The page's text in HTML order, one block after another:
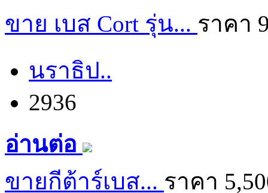
ขาย เบส Cort รุ่น... ราคา
นราธิป..
2936
อ่านต่อ
ขายกีต้าร์เบส... ราคา